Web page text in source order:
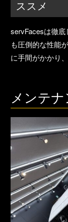
ススメ
servFacesは徹
も圧倒的な性能
に手間がかかり
メンテ